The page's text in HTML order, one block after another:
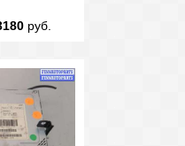
руб.